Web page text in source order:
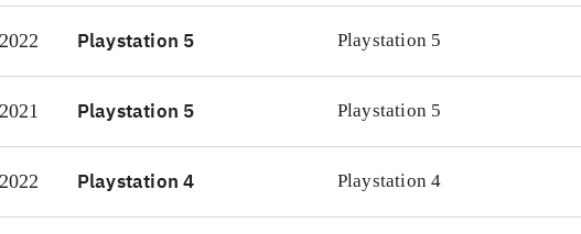
tilføjelser, og det er den bedste landbrugssimulator på PS5 og
farming 2018For dem der kunne lide Farming simulator 19 og
2022 Playstation 5 Playstation 5
2021 Playstation 5 Playstation 5
2022 Playstation 4 Playstation 4